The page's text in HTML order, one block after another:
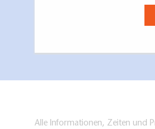
Alle Informationen, Zeiten und